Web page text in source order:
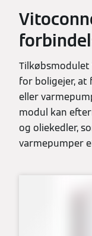
for boligejer, at
eller
modul kan
og oliekedler,
varmepumper